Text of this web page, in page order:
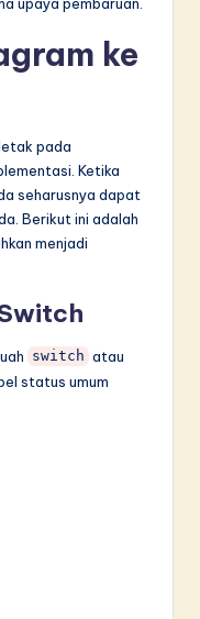
ke
pada
Ketika
seharusnya dapat
Berikut ini adalah
menjadi
switch atau
status umum